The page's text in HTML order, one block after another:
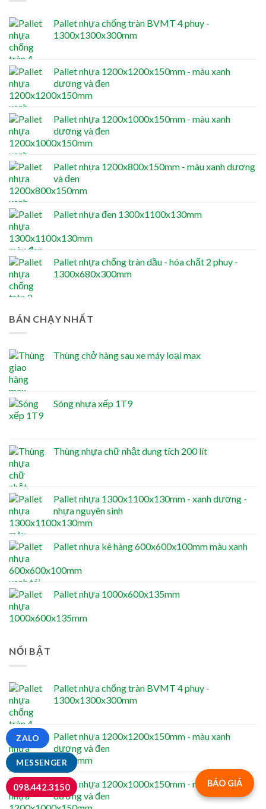
Pallet nhựa chống tràn BVMT 4 phuy -
1300x1300x300mm
Pallet nhựa 1200x1200x150mm - màu xanh
dương và đen
Pallet nhựa 1200x1000x150mm - màu xanh
dương và đen
Pallet nhựa 1200x800x150mm - màu xanh dương
và đen
Pallet nhựa đen 1300x1100x130mm
Pallet nhựa chống tràn dầu - hóa chất 2 phuy -
1300x680x300mm
BÁN CHẠY NHẤT
Thùng chở hàng sau xe máy loại max
Sóng nhựa xếp 1T9
Thùng nhựa chữ nhật dung tích 200 lít
Pallet nhựa 1300x1100x130mm - xanh dương -
nhựa nguyên sinh
Pallet nhựa kê hàng 600x600x100mm màu xanh
Pallet nhựa 1000x600x135mm
NỔI BẬT
Pallet nhựa chống tràn BVMT 4 phuy -
1300x1300x300mm
Pallet nhựa 1200x1200x150mm - màu xanh
dương và đen
Pallet nhựa 1200x1000x150mm - màu xanh
dương và đen
BÁO GIÁ
MESSENGER
ZALO
098.442.3150